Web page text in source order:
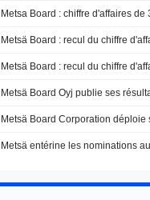
Metsa Board : chiffre d'affaires
Metsä entérine les nominations